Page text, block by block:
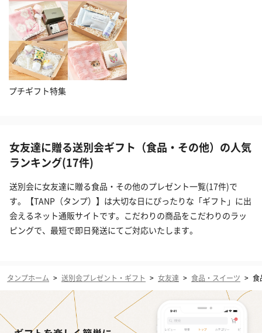
プチギフト特集
女友達に贈る送別会ギフト（食品・その他）の人気
ランキング(17件)
送別会に女友達に贈る食品・その他のプレゼント一覧(17件)で
す。【TANP（タンプ）】は大切な日にぴったりな「ギフト」に出
会えるネット通販サイトです。こだわりの商品をこだわりのラッ
ピングで、最短で即日発送にてご対応いたします。
タンプホーム > 送別会プレゼント・ギフト > 女友達 > 食品・スイーツ > 食